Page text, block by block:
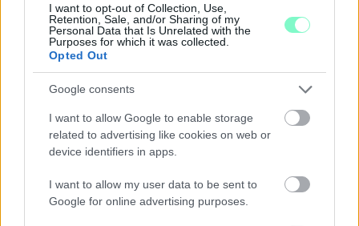
I want to opt-out of Collection, Use,
Retention, Sale, and/or Sharing of my
Personal Data that Is Unrelated with the
Purposes for which it was collected.
Opted Out
Google consents
I want to allow Google to enable storage
related to advertising like cookies on web or
device identifiers in apps.
I want to allow my user data to be sent to
Google for online advertising purposes.
IGÉNYELNI
Az első 50 ezer forintot még a tanévkezdés előtt folyósítja a
Magyar Államkincstár, a második részlet novemberben, utalvány